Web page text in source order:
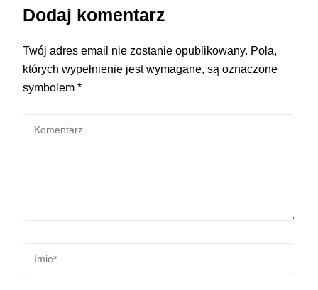
Dodaj komentarz
Twój adres email nie zostanie opublikowany. Pola,
których wypełnienie jest wymagane, są oznaczone
symbolem *